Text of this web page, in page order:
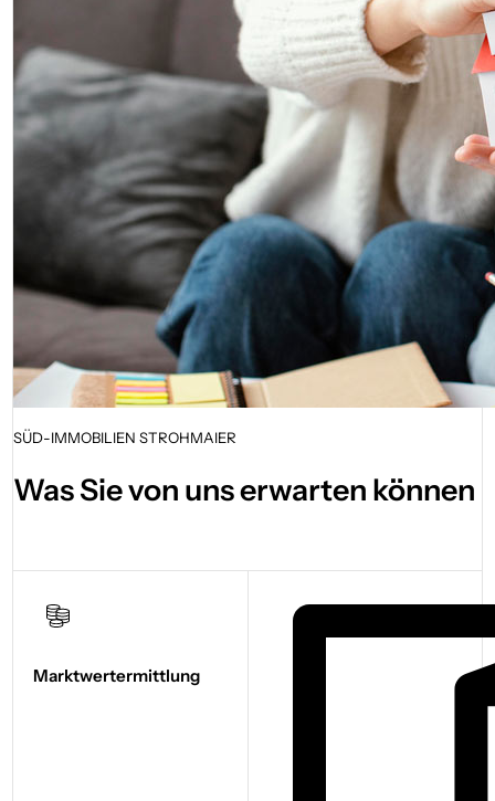
SÜD-IMMOBILIEN STROHMAIER
Was Sie von uns erwarten können
Marktwert­ermittlung